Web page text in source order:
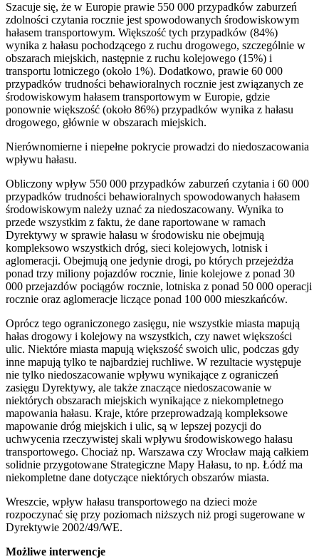
Szacuje się, że w Europie prawie 550 000 przypadków zaburzeń
zdolności czytania rocznie jest spowodowanych środowiskowym
hałasem transportowym. Większość tych przypadków (84%)
wynika z hałasu pochodzącego z ruchu drogowego, szczególnie w
obszarach miejskich, następnie z ruchu kolejowego (15%) i
transportu lotniczego (około 1%). Dodatkowo, prawie 60 000
przypadków trudności behawioralnych rocznie jest związanych ze
środowiskowym hałasem transportowym w Europie, gdzie
ponownie większość (około 86%) przypadków wynika z hałasu
drogowego, głównie w obszarach miejskich.
Nierównomierne i niepełne pokrycie prowadzi do niedoszacowania
wpływu hałasu.
Obliczony wpływ 550 000 przypadków zaburzeń czytania i 60 000
przypadków trudności behawioralnych spowodowanych hałasem
środowiskowym należy uznać za niedoszacowany. Wynika to
przede wszystkim z faktu, że dane raportowane w ramach
Dyrektywy w sprawie hałasu w środowisku nie obejmują
kompleksowo wszystkich dróg, sieci kolejowych, lotnisk i
aglomeracji. Obejmują one jedynie drogi, po których przejeżdża
ponad trzy miliony pojazdów rocznie, linie kolejowe z ponad 30
000 przejazdów pociągów rocznie, lotniska z ponad 50 000 operacji
rocznie oraz aglomeracje liczące ponad 100 000 mieszkańców.
Oprócz tego ograniczonego zasięgu, nie wszystkie miasta mapują
hałas drogowy i kolejowy na wszystkich, czy nawet większości
ulic. Niektóre miasta mapują większość swoich ulic, podczas gdy
inne mapują tylko te najbardziej ruchliwe. W rezultacie występuje
nie tylko niedoszacowanie wpływu wynikające z ograniczeń
zasięgu Dyrektywy, ale także znaczące niedoszacowanie w
niektórych obszarach miejskich wynikające z niekompletnego
mapowania hałasu. Kraje, które przeprowadzają kompleksowe
mapowanie dróg miejskich i ulic, są w lepszej pozycji do
uchwycenia rzeczywistej skali wpływu środowiskowego hałasu
transportowego. Chociaż np. Warszawa czy Wrocław mają całkiem
solidnie przygotowane Strategiczne Mapy Hałasu, to np. Łódź ma
niekompletne dane dotyczące niektórych obszarów miasta.
Wreszcie, wpływ hałasu transportowego na dzieci może
rozpoczynać się przy poziomach niższych niż progi sugerowane w
Dyrektywie 2002/49/WE.
Możliwe interwencje